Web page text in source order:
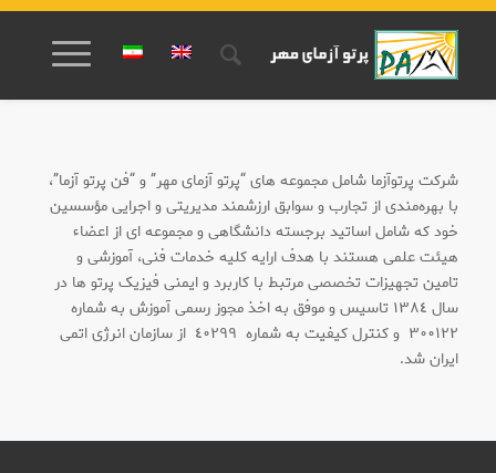
شرکت پرتوآزما شامل مجموعه های “پرتو آزمای مهر” و “فن پرتو آزما”،
با بهره‌مندی از تجارب و سوابق ارزشمند مدیریتی و اجرایی مؤسسین
خود که شامل اساتید برجسته دانشگاهی و مجموعه ای از اعضاء
هیئت علمی هستند با هدف ارایه کلیه خدمات فنی، آموزشی و
تامین تجهیزات تخصصی مرتبط با کاربرد و ایمنی فیزیک پرتو ها در
سال ١٣٨٤ تاسیس و موفق به اخذ مجوز رسمی آموزش به شماره
٣٠٠١٢٢ و کنترل کیفیت به شماره ٤٠٢٩٩ از سازمان انرژی اتمی
ایران شد.